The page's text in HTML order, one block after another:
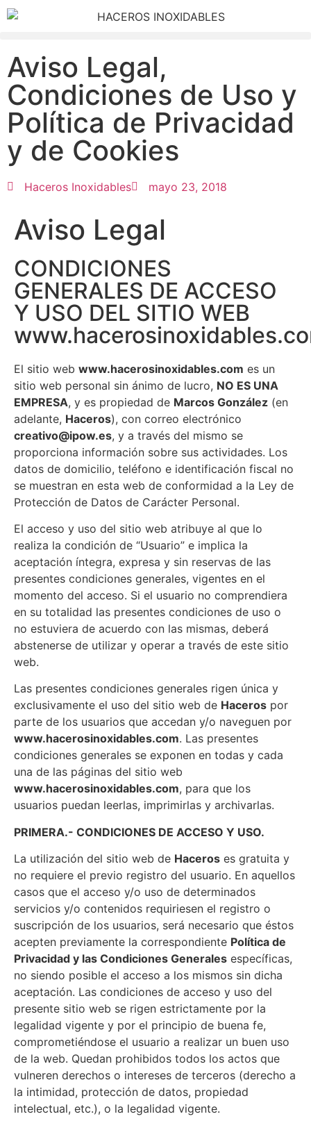
Aviso Legal,
Condiciones de Uso y
Política de Privacidad
y de Cookies
Haceros Inoxidables mayo 23, 2018
Aviso Legal
CONDICIONES
GENERALES DE ACCESO
Y USO DEL SITIO WEB
El sitio web www.hacerosinoxidables.com es un
sitio web personal sin ánimo de lucro, NO ES UNA
EMPRESA, y es propiedad de Marcos González (en
adelante, Haceros), con correo electrónico
creativo@ipow.es, y a través del mismo se
proporciona información sobre sus actividades. Los
datos de domicilio, teléfono e identificación fiscal no
se muestran en esta web de conformidad a la Ley de
Protección de Datos de Carácter Personal.
El acceso y uso del sitio web atribuye al que lo
realiza la condición de “Usuario” e implica la
aceptación íntegra, expresa y sin reservas de las
presentes condiciones generales, vigentes en el
momento del acceso. Si el usuario no comprendiera
en su totalidad las presentes condiciones de uso o
no estuviera de acuerdo con las mismas, deberá
abstenerse de utilizar y operar a través de este sitio
web.
Las presentes condiciones generales rigen única y
exclusivamente el uso del sitio web de Haceros por
parte de los usuarios que accedan y/o naveguen por
www.hacerosinoxidables.com. Las presentes
condiciones generales se exponen en todas y cada
una de las páginas del sitio web
www.hacerosinoxidables.com, para que los
usuarios puedan leerlas, imprimirlas y archivarlas.
PRIMERA.- CONDICIONES DE ACCESO Y USO.
La utilización del sitio web de Haceros es gratuita y
no requiere el previo registro del usuario. En aquellos
casos que el acceso y/o uso de determinados
servicios y/o contenidos requiriesen el registro o
suscripción de los usuarios, será necesario que éstos
acepten previamente la correspondiente Política de
Privacidad y las Condiciones Generales específicas,
no siendo posible el acceso a los mismos sin dicha
aceptación. Las condiciones de acceso y uso del
presente sitio web se rigen estrictamente por la
legalidad vigente y por el principio de buena fe,
comprometiéndose el usuario a realizar un buen uso
de la web. Quedan prohibidos todos los actos que
vulneren derechos o intereses de terceros (derecho a
la intimidad, protección de datos, propiedad
intelectual, etc.), o la legalidad vigente.